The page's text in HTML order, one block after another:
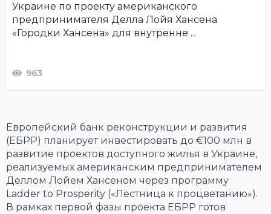
Украине по проекту американского
предпринимателя Делла Лойя Хансена
«Городки Хансена» для внутренне ...
963
Европейский банк реконструкции и развития
(ЕБРР) планирует инвестировать до €100 млн в
развитие проектов доступного жилья в Украине,
реализуемых американским предпринимателем
Деллом Лойем Хансеном через программу
Ladder to Prosperity («Лестница к процветанию»).
В рамках первой фазы проекта ЕБРР готов